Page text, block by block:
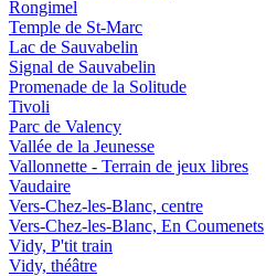
Rongimel
Temple de St-Marc
Lac de Sauvabelin
Signal de Sauvabelin
Promenade de la Solitude
Tivoli
Parc de Valency
Vallée de la Jeunesse
Vallonnette - Terrain de jeux libres
Vaudaire
Vers-Chez-les-Blanc, centre
Vers-Chez-les-Blanc, En Coumenets
Vidy, P'tit train
Vidy, théâtre